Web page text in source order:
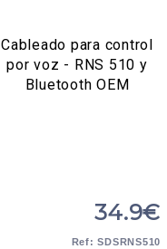
Cableado para control
por voz - RNS 510 y
Bluetooth OEM
34.9€
Ref: SDSRNS510